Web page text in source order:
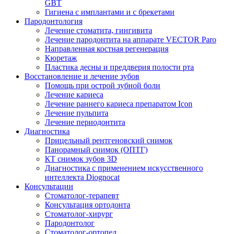
GBT
Гигиена с имплантами и с брекетами
Пародонтология
Лечение стоматита, гингивита
Лечение пародонтита на аппарате VECTOR Paro
Направленная костная регенерация
Кюретаж
Пластика десны и преддверия полости рта
Восстановление и лечение зубов
Помощь при острой зубной боли
Лечение кариеса
Лечение раннего кариеса препаратом Icon
Лечение пульпита
Лечение периодонтита
Диагностика
Прицельный рентгеновский снимок
Панорамный снимок (ОПТГ)
КТ снимок зубов 3D
Диагностика с применением искусственного
интеллекта Diognocat
Консультации
Стоматолог-терапевт
Консультация ортодонта
Стоматолог-хирург
Пародонтолог
Стоматолог-ортопед